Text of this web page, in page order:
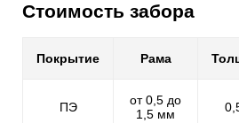
Стоимость забора
Покрытие Рама
ПЭ
от 0,5 до
1,5 мм